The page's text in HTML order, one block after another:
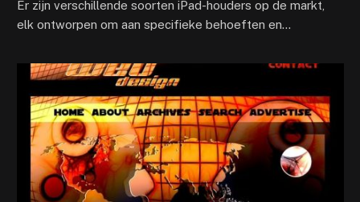
Er zijn verschillende soorten iPad-houders op de markt,
elk ontworpen om aan specifieke behoeften en…